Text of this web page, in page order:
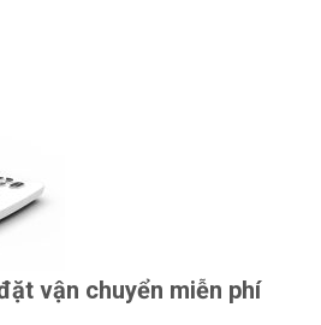
vận chuyển miễn phí